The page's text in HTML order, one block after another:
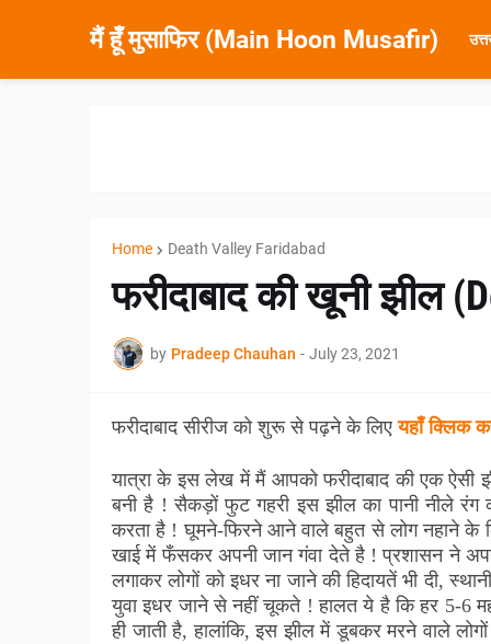
मैं हूँ मुसाफिर (Main Hoon Musafir)
Home Death Valley Faridabad
फरीदाबाद की खूनी झील
by Pradeep Chauhan - July 23, 2021
फरीदाबाद सीरीज को शुरू से पढ़ने के लिएयहाँ क्लिक
यात्रा के इस लेख में मैं आपको फरीदाबाद की एक ऐसी
बनी है ! सैकड़ों फुट गहरी इस झील का पानी नीले
करता है ! घूमने-फिरने आने वाले बहुत से लोग नहाने के
खाई में फँसकर अपनी जान गंवा देते है ! प्रशासन ने
लगाकर लोगों को इधर ना जाने की हिदायतें भी दी,
युवा इधर जाने से नहीं चूकते ! हालत ये है कि हर 5-6
ही जाती है, हालांकि, इस झील में डूबकर मरने वाले